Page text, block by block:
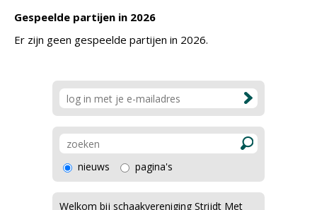
Gespeelde partijen in 2026
Er zijn geen gespeelde partijen in 2026.
nieuws pagina's
Welkom bij schaakvereniging Strijdt Met